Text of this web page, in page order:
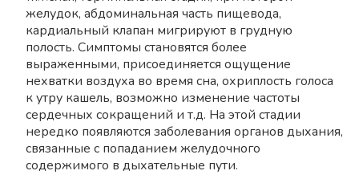
желудок, абдоминальная часть пищевода,
кардиальный клапан мигрируют в грудную
полость. Симптомы становятся более
выраженными, присоединяется ощущение
нехватки воздуха во время сна, охриплость голоса
к утру кашель, возможно изменение частоты
сердечных сокращений и т.д. На этой стадии
нередко появляются заболевания органов дыхания,
связанные с попаданием желудочного
содержимого в дыхательные пути.